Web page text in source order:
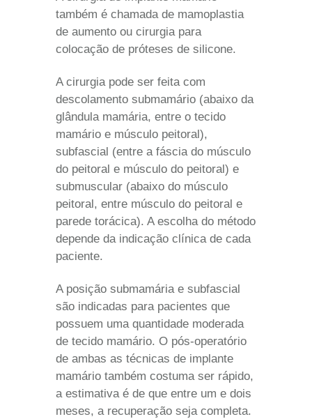
também é chamada de mamoplastia
de aumento ou cirurgia para
colocação de próteses de silicone.
A cirurgia pode ser feita com
descolamento submamário (abaixo da
glândula mamária, entre o tecido
mamário e músculo peitoral),
subfascial (entre a fáscia do músculo
do peitoral e músculo do peitoral) e
submuscular (abaixo do músculo
peitoral, entre músculo do peitoral e
parede torácica). A escolha do método
depende da indicação clínica de cada
paciente.
A posição submamária e subfascial
são indicadas para pacientes que
possuem uma quantidade moderada
de tecido mamário. O pós-operatório
de ambas as técnicas de implante
mamário também costuma ser rápido,
a estimativa é de que entre um e dois
meses, a recuperação seja completa.